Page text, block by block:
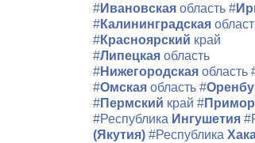
#Ивановская область #
#Калининградская
#Красноярский край
#Липецкая область
#Нижегородская область
#Омская область #
#Пермский край #
#Республика Ингушетия
(Якутия) #Республика